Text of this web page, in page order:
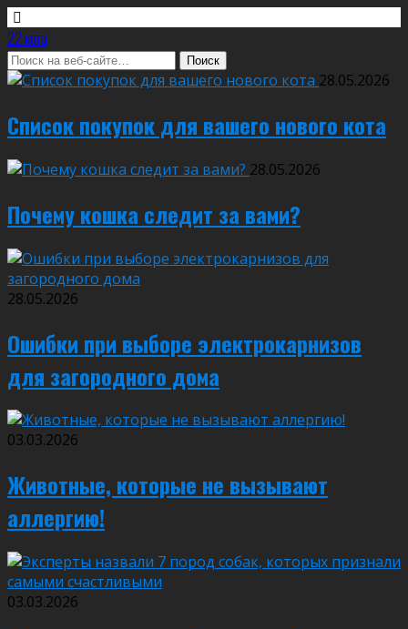
22 кота
28.05.2026
Список покупок для вашего нового кота
28.05.2026
Почему кошка следит за вами?
28.05.2026
Ошибки при выборе электрокарнизов
для загородного дома
03.03.2026
Животные, которые не вызывают
аллергию!
03.03.2026